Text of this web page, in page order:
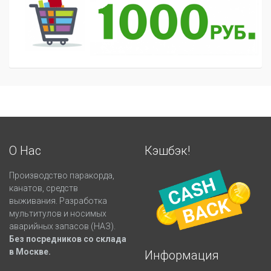
О Нас
Производство паракорда,
канатов, средств
выживания. Разработка
мультитулов и носимых
аварийных запасов (НАЗ).
Без посредников со склада
в Москве.
Кэшбэк!
Информация